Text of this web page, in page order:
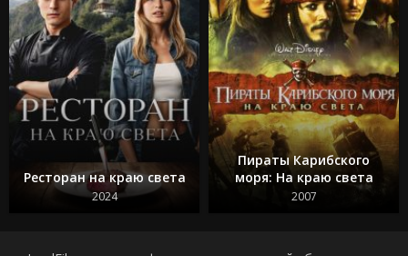
Ресторан на краю света
2024
Пираты Карибского
моря: На краю света
2007